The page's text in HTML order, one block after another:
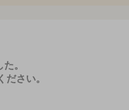
。
さい。